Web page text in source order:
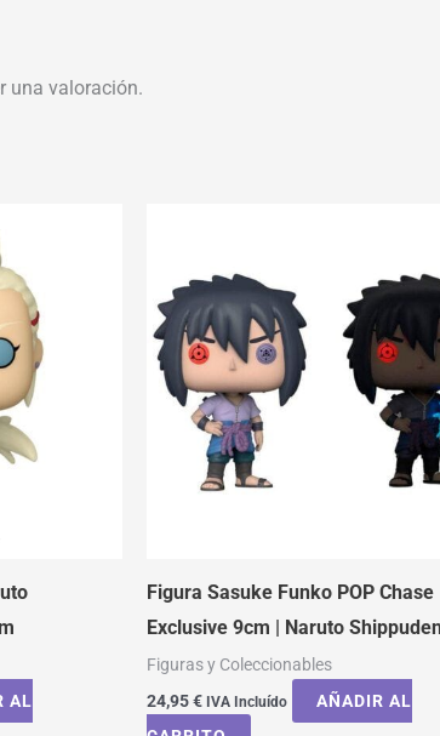
una valoración.
AL
Figura Sasuke Funko POP Chase
Exclusive 9cm | Naruto
Figuras y Coleccionables
24,95€ IVA Incluído
AÑADIR AL